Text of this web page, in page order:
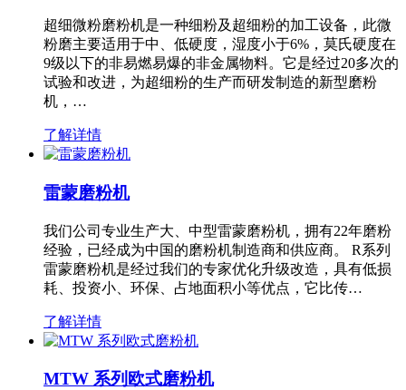
超细微粉磨粉机是一种细粉及超细粉的加工设备，此微
粉磨主要适用于中、低硬度，湿度小于6%，莫氏硬度在
9级以下的非易燃易爆的非金属物料。它是经过20多次的
试验和改进，为超细粉的生产而研发制造的新型磨粉
机，…
了解详情
雷蒙磨粉机
我们公司专业生产大、中型雷蒙磨粉机，拥有22年磨粉
经验，已经成为中国的磨粉机制造商和供应商。 R系列
雷蒙磨粉机是经过我们的专家优化升级改造，具有低损
耗、投资小、环保、占地面积小等优点，它比传…
了解详情
MTW 系列欧式磨粉机